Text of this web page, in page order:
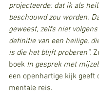
projecteerde: dat ik als
beschouwd zou worden.
geweest, zelfs niet
definitie van een heilige,
is die het blijft proberen”.
boek In gesprek met
een openhartige kijk geeft
mentale reis.